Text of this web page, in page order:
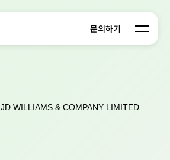
문의하기 Open
JD WILLIAMS & COMPANY LIMITED